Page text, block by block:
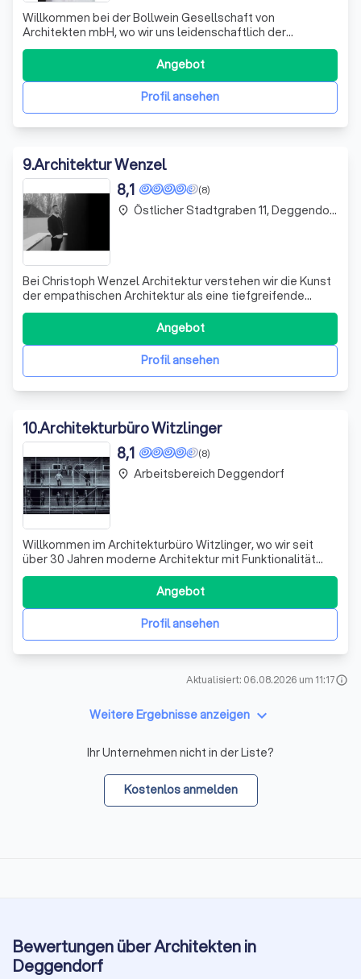
Willkommen bei der Bollwein Gesellschaft von
Architekten mbH, wo wir uns leidenschaftlich der
Gestaltung und Planung von Hochbauten widmen. Mit
über zwei Jahrzehnten Erfahrung in der Architektur und
Stadtplanung zeichnen wir uns durch hohe
Entwurfsqualität und fachliche Kompetenz aus. Unser
Profil ansehen
Angebot
9.Architektur Wenzel
(8)
8,1
Bei Christoph Wenzel Architektur verstehen wir die Kunst
der empathischen Architektur als eine tiefgreifende
Fähigkeit, die Bedürfnisse und Emotionen unserer
Bauherren nachzuvollziehen. Wir glauben, dass
Architektur mehr ist als nur das Errichten von Gebäuden;
sie ist ein Ausdruck von Identität und
Profil ansehen
Angebot
place Östlicher Stadtgraben 11, Deggendorf
10.Architekturbüro Witzlinger
(8)
8,1
Willkommen im Architekturbüro Witzlinger, wo wir seit
über 30 Jahren moderne Architektur mit Funktionalität
vereinen. Wir zeichnen uns durch höchste Maßstäbe in der
Objektplanung aus und realisieren eine Vielzahl von
Projekten, von Sanierungsmaßnahmen bis hin zu
Neubauten. Unser engagiertes Team aus
Profil ansehen
Angebot
place Arbeitsbereich Deggendorf
Aktualisiert: 06.08.2026 um 11:17info
Weitere Ergebnisse anzeigen keyboard_arrow_down
Ihr Unternehmen nicht in der Liste?
Kostenlos anmelden
Bewertungen über Architekten in
Deggendorf